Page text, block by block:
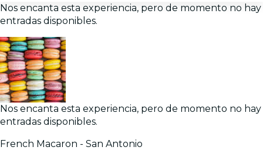
Nos encanta esta experiencia, pero de momento no hay
entradas disponibles.
Nos encanta esta experiencia, pero de momento no hay
entradas disponibles.
French Macaron - San Antonio